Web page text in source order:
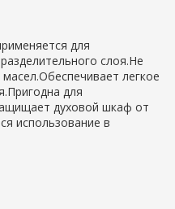
для
слоя.Не
легкое
для
духовой шкаф от
использование в